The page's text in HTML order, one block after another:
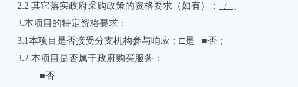
2.2 其它落实政府采购政策的资格要求（如有）：
/
。
3.本项目的特定资格要求：
3.1本项目是否接受分支机构参与响应：□是
■否；
3.2 本项目是否属于政府购买服务：
■否